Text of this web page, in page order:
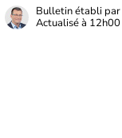
Bulletin établi par
Actualisé à 12h00